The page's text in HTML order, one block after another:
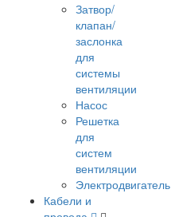
Затвор/
клапан/
заслонка
для
системы
вентиляции
Насос
Решетка
для
систем
вентиляции
Электродвигатель
Кабели и